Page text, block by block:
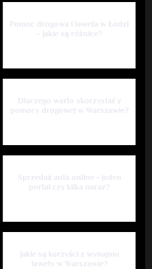
Pomoc drogowa i laweta w Łodzi
- jakie są różnice?
Dlaczego warto skorzystać z
pomocy drogowej w Warszawie?
Sprzedaż auta online - jeden
portal czy kilka naraz?
Jakie są korzyści z wynajmu
lawety w Warszawie?